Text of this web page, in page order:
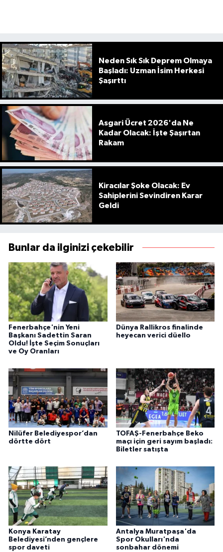
Neden Sık Sık Deprem Olmaya
Başladı: Uzman İsim Herkesi
Şaşırttı
Asgari Ücret 2026'da Ne
Kadar Olacak: İşte Şaşırtan
Rakam
Kiracılar Şoke Olacak: Ev
Sahiplerini Sevindiren Karar
Geldi
Bunlar da ilginizi çekebilir
Fenerbahçe'nin Yeni
Başkanı Sadettin Saran
Oldu! İşte Seçim Sonuçları
ve Oy Oranları
Dünya Rallikros finalinde
heyecan verici düello
Nilüfer Belediyespor’dan
dörtte dört
TOFAŞ-Fenerbahçe Beko
maçı için geri sayım başladı:
Biletler satışta
Konya Karatay
Belediyesi’nden gençlere
spor daveti
Antalya Muratpaşa'da
Spor Okulları'nda
sonbahar dönemi